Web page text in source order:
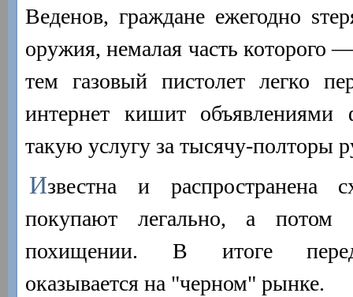
Веденов, граждане ежегодно
оружия, немалая часть которого
тем газовый пистолет легко
интернет кишит
такую услугу за тысячу-полторы
Известна и распространена
покупают легально, а потом
похищении. В итоге
оказывается на "черном" рынке.